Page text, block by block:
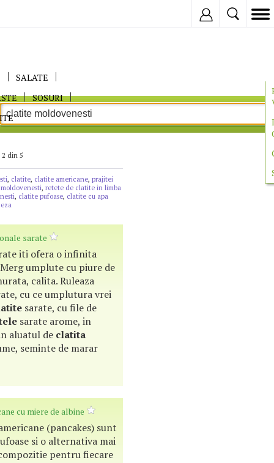
SALATE
SOSURI
2 din 5
, clatite, clatite americane, prajitei
, retete de clatite in limba
, clatite pufoase, clatite cu apa
sarate
iti ofera o infinita
umplute cu piure de
calita. Ruleaza
cu ce umplutura vrei
sarate, cu file de
sarate arome, in
aluatul de clatita
seminte de marar
cu miere de albine
(pancakes) sunt
si o alternativa mai
pentru fiecare